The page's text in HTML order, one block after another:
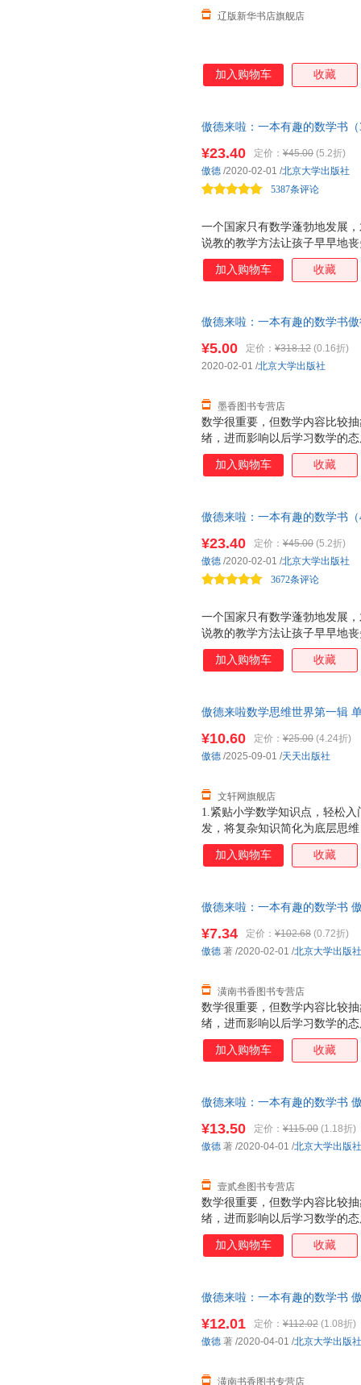
辽版新华书店旗舰店
加入购物车 收藏
傲德来啦：一本有趣的数学书
枯燥的数学做成美味的巧克力
4006186622
一个国家只有数学蓬勃地发展
说教的教学方法让孩子早早地
书以幽默有趣的漫画故事，消
乐，更给予他们知识与启示。
漫画形式呈现，必定有助于激
趣。 数学科普作家 彭翕成 傲
习，尤其数学学习，是件苦差
¥23.40 定价： ¥45.00 (5.2折)
5387条评论
傲德 /2020-02-01 /北京大学出版社
加入购物车 收藏
傲德来啦：一本有趣的数学书
数学很重要，但数学内容比较
绪，进而影响以后学习数学的
由想象力丰富的趣味故事引发
的了解和运用中来，带孩子发
求知欲。
¥5.00 定价： ¥318.12 (0.16折)
墨香图书专营店
2020-02-01 /北京大学出版社
加入购物车 收藏
傲德来啦：一本有趣的数学书
数学！《好妈妈胜过好老师》
的巧克力，让学生瞬间就爱上数
一个国家只有数学蓬勃地发展
说教的教学方法让孩子早早地
书以幽默有趣的漫画故事，消
乐，更给予他们知识与启示。
漫画形式呈现，必定有助于激
趣。 数学科普作家 彭翕成 傲
习，尤其数学学习，是件苦差
¥23.40 定价： ¥45.00 (5.2折)
3672条评论
傲德 /2020-02-01 /北京大学出版社
加入购物车 收藏
傲德来啦数学思维世界第一辑
就近发货，85%城市次日达，
1.紧贴小学数学知识点，轻松
发，将复杂知识简化为底层思
让孩子在漫画中轻松入门数学
奇幻爆笑漫画，电影般的冒险
习的第一步，孩子笑着学知识
学思维串联知识点，由点到线
题通，助力每个小读者收获思
¥10.60 定价： ¥25.00 (4.24折)
文轩网旗舰店
傲德 /2025-09-01 /天天出版社
加入购物车 收藏
傲德来啦：一本有趣的数学书
数学很重要，但数学内容比较
绪，进而影响以后学习数学的
由想象力丰富的趣味故事引发
的了解和运用中来，带孩子发
求知欲。
¥7.34 定价： ¥102.68 (0.72折)
潢南书香图书专营店
傲德 著 /2020-02-01 /北京大学出版社
加入购物车 收藏
傲德来啦：一本有趣的数学书
数学很重要，但数学内容比较
绪，进而影响以后学习数学的
由想象力丰富的趣味故事引发
的了解和运用中来，带孩子发
求知欲。
¥13.50 定价： ¥115.00 (1.18折)
壹贰叁图书专营店
傲德 著 /2020-04-01 /北京大学出版社
加入购物车 收藏
傲德来啦：一本有趣的数学书
¥12.01 定价： ¥112.02 (1.08折)
潢南书香图书专营店
傲德 著 /2020-04-01 /北京大学出版社